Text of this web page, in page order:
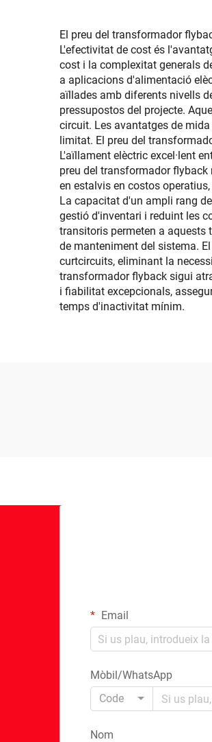
El preu del transformador
L'efectivitat de cost és
cost i la complexitat generals
a aplicacions d'alimentació
aïllades amb diferents nivells
pressupostos del projecte.
circuit. Les avantatges de
limitat. El preu del
L'aïllament elèctric excel·lent
preu del transformador
en estalvis en costos
La capacitat d'un ampli rang
gestió d'inventari i reduint les
transitoris permeten a aquests
de manteniment del sistema.
curtcircuits, eliminant la
transformador flyback sigui
i fiabilitat excepcionals,
temps d'inactivitat mínim.
Email
Mòbil/WhatsApp
Code
Nom